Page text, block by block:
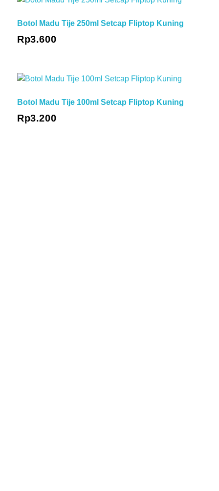
Botol Madu Tije 250ml Setcap Fliptop Kuning
Rp3.600
Botol Madu Tije 100ml Setcap Fliptop Kuning
Rp3.200